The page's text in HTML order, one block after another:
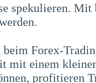
beim Forex-
mit einem
profitieren